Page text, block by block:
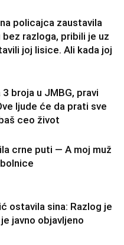
policajca zaustavila
bez razloga, pribili je uz
joj lisice. Ali kada joj
broja u JMBG, pravi
ljude će da prati sve
ceo život
crne puti — A moj muž
ostavila sina: Razlog je
javno objavljeno